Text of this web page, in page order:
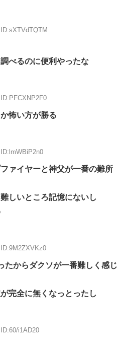
べるのに便利やったな
怖い方が勝る
ァイヤーと神父が一番の難所
しいところ記憶にないし
たからダクソが一番難しく感じ
完全に無くなっとったし
i1AD20